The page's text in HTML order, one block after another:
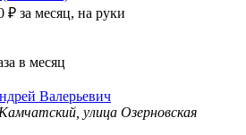
₽ за месяц, на руки
в месяц
Валерьевич
улица Озерновская